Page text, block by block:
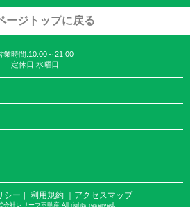
ージトップに戻る
業時間:10:00～21:00
定休日:水曜日
シー ｜ 利用規約 ｜アクセスマップ
会社レリーフ不動産 All rights reserved.